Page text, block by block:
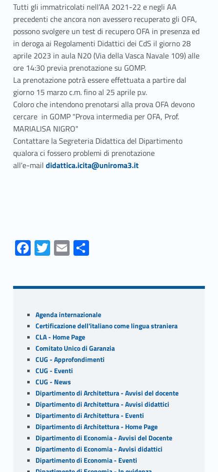
Tutti gli immatricolati nell’AA 2021-22 e negli AA
precedenti che ancora non avessero recuperato gli OFA,
possono svolgere un test di recupero OFA in presenza ed
in deroga ai Regolamenti Didattici dei CdS il giorno 28
aprile 2023 in aula N20 (Via della Vasca Navale 109) alle
ore 14:30 previa prenotazione su GOMP.
La prenotazione potrà essere effettuata a partire dal
giorno 15 marzo c.m. fino al 25 aprile p.v.
Coloro che intendono prenotarsi alla prova OFA devono
cercare in GOMP "Prova intermedia per OFA, Prof.
MARIALISA NIGRO"
Contattare la Segreteria Didattica del Dipartimento
qualora ci fossero problemi di prenotazione
all'e-mail Link identifier #identifier__424-1
didattica.icita@uniroma3.it
Fa
ce
o
o
k
T
w
er
E
m
l
S
h
e
Sidebar
Agenda internazionale
Certificazione dell'italiano come lingua straniera
CLA - Home Page
Comitato Unico di Garanzia
CUG - Approfondimenti
CUG - Eventi
CUG - News
Dipartimento di Architettura - Avvisi del docente
Dipartimento di Architettura - Avvisi didattici
Dipartimento di Architettura - Eventi
Dipartimento di Architettura - Home Page
Dipartimento di Economia - Avvisi del Docente
Dipartimento di Economia - Avvisi didattici
Dipartimento di Economia - Eventi